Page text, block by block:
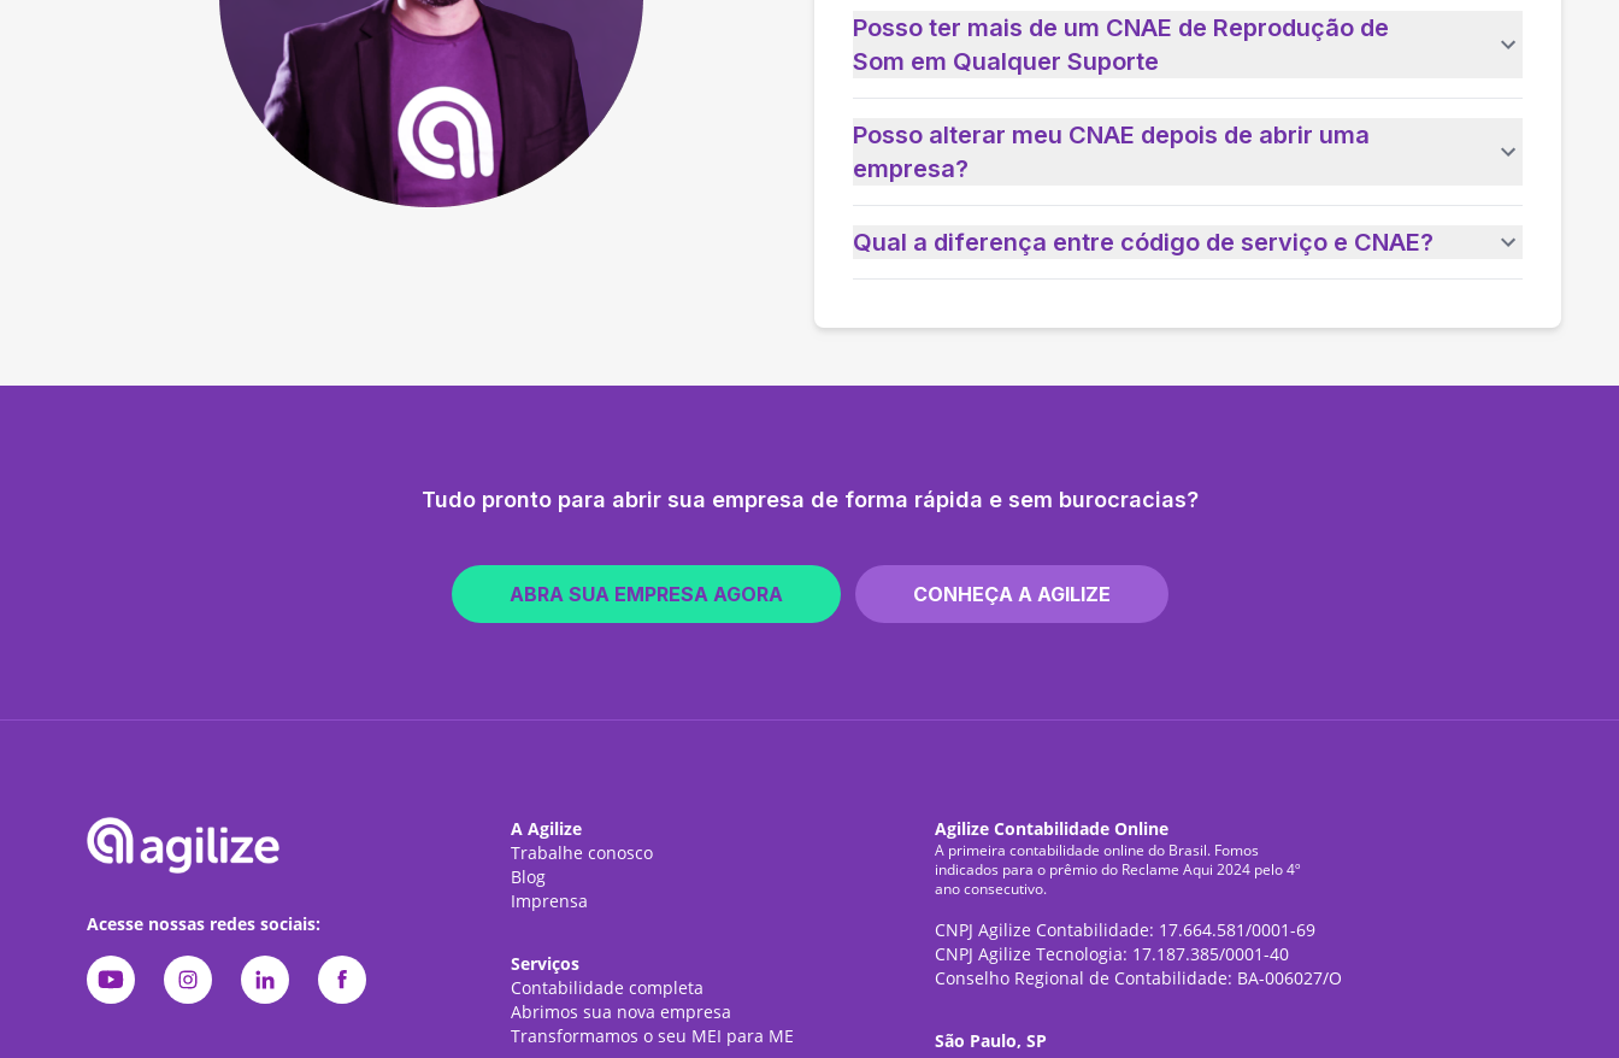
Posso ter mais de um CNAE de Reprodução de
Som em Qualquer Suporte
Posso alterar meu CNAE depois de abrir uma
empresa?
Qual a diferença entre código de serviço e CNAE?
Tudo pronto para abrir sua empresa de forma rápida e sem burocracias?
ABRA SUA EMPRESA AGORA CONHEÇA A AGILIZE
Acesse nossas redes sociais:
A Agilize
Trabalhe conosco
Blog
Imprensa
Serviços
Contabilidade completa
Abrimos sua nova empresa
Transformamos o seu MEI para ME
Agilize Contabilidade Online
A primeira contabilidade online do Brasil. Fomos
indicados para o prêmio do Reclame Aqui 2024 pelo 4º
ano consecutivo.
CNPJ Agilize Contabilidade: 17.664.581/0001-69
CNPJ Agilize Tecnologia: 17.187.385/0001-40
Conselho Regional de Contabilidade: BA-006027/O
São Paulo, SP